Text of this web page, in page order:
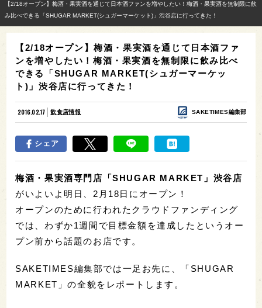
【2/18オープン】梅酒・果実酒を通じて日本酒ファンを増やしたい！梅酒・果実酒を無制限に飲
み比べできる「SHUGAR MARKET(シュガーマーケット)」渋谷店に行ってきた！
【2/18オープン】梅酒・果実酒を通じて日本酒ファ
ンを増やしたい！梅酒・果実酒を無制限に飲み比べ
できる「SHUGAR MARKET(シュガーマーケッ
ト)」渋谷店に行ってきた！
2016.02.17 飲食店情報 SAKETIMES編集部
シェア
梅酒・果実酒専門店「SHUGAR MARKET」渋谷店
がいよいよ明日、2月18日にオープン！
オープンのために行われたクラウドファンディング
では、わずか1週間で目標金額を達成したというオー
プン前から話題のお店です。
SAKETIMES編集部では一足お先に、「SHUGAR
MARKET」の全貌をレポートします。